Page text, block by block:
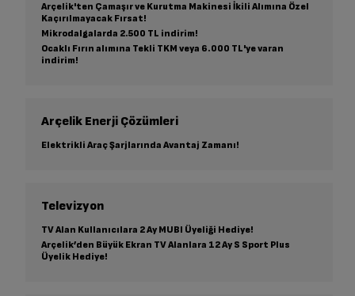
Arçelik'ten Çamaşır ve Kurutma Makinesi İkili Alımına Özel
Kaçırılmayacak Fırsat!
Mikrodalgalarda 2.500 TL indirim!
Ocaklı Fırın alımına Tekli TKM veya 6.000 TL'ye varan
indirim!
Arçelik Enerji Çözümleri
Elektrikli Araç Şarjlarında Avantaj Zamanı!
Televizyon
TV Alan Kullanıcılara 2 Ay MUBI Üyeliği Hediye!
Arçelik’den Büyük Ekran TV Alanlara 12 Ay S Sport Plus
Üyelik Hediye!